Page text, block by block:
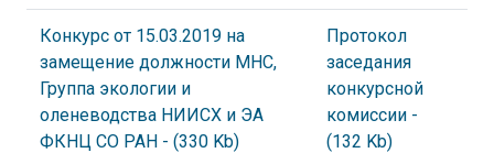
Конкурс от 15.03.2019 на
замещение должности МНС,
Группа экологии и
оленеводства НИИСХ и ЭА
ФКНЦ СО РАН - (330 Kb)
Протокол
заседания
конкурсной
комиссии -
(132 Kb)